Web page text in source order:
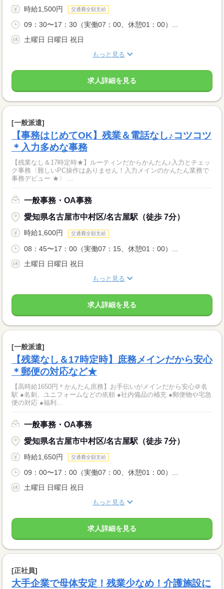
時給1,500円 交通費全額支給
09：30〜17：30（実働07：00、休憩01：00）...
土曜日 日曜日 祝日
もっと見る
求人詳細を見る
[一般派遣]
【事務はじめてOK】残業＆電話なし♪コツコツ
＊入力多めな事務
【残業なし＆17時定時★】ルーティンだからかんたん♪入力とチェッ
ク事務〈難しいPC操作はありません！入力メインのかんたん業務で
事務デビュー ★〉 ...
一般事務・OA事務
愛知県名古屋市中村区/名古屋駅（徒歩 7分）
時給1,600円 交通費全額支給
08：45〜17：00（実働07：15、休憩01：00）...
土曜日 日曜日 祝日
もっと見る
求人詳細を見る
[一般派遣]
【残業なし＆17時定時】庶務メインだから安心
＊郵便の対応など★
【高時給1650円＊かんたん庶務】お手伝いがメインだから安心＠名
駅 ●名刺、ユニフォームなどの依頼 ●社内備品の補充 ●郵便物や宅急
便の対応 ●福利...
一般事務・OA事務
愛知県名古屋市中村区/名古屋駅（徒歩 7分）
時給1,650円 交通費全額支給
09：00〜17：00（実働07：00、休憩01：00）...
土曜日 日曜日 祝日
もっと見る
求人詳細を見る
[正社員]
大手企業で母体安定！残業少なめ！介護施設に